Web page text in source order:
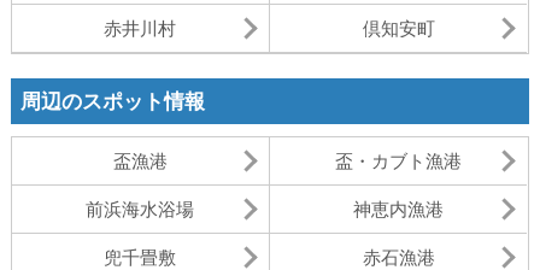
赤井川村 倶知安町
周辺のスポット情報
盃漁港 盃・カブト漁港
前浜海水浴場 神恵内漁港
兜千畳敷 赤石漁港